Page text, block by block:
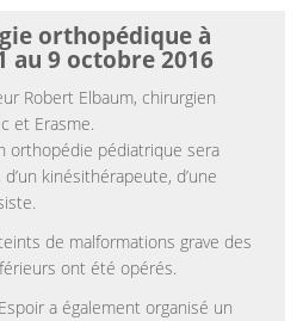
orthopédique à
au 9 octobre 2016
Robert Elbaum, chirurgien
et Erasme.
orthopédie pédiatrique sera
kinésithérapeute, d’une
de malformations grave des
ont été opérés.
a également organisé un